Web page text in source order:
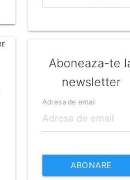
Aboneaza-te
newsletter
Adresa de email
ABONARE